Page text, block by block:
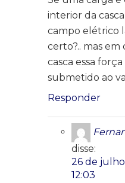
interior da
campo elétrico
certo?.. mas
casca essa
submetido ao
Responder
disse:
26 de
12:03